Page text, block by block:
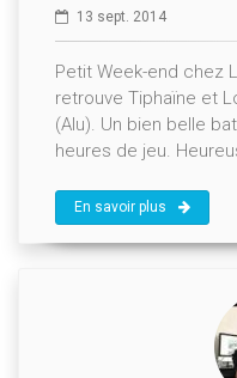
13 sept. 2014
Petit Week-end chez
retrouve Tiphaïne et
(Alu). Un bien belle
heures de jeu.
En savoir plus